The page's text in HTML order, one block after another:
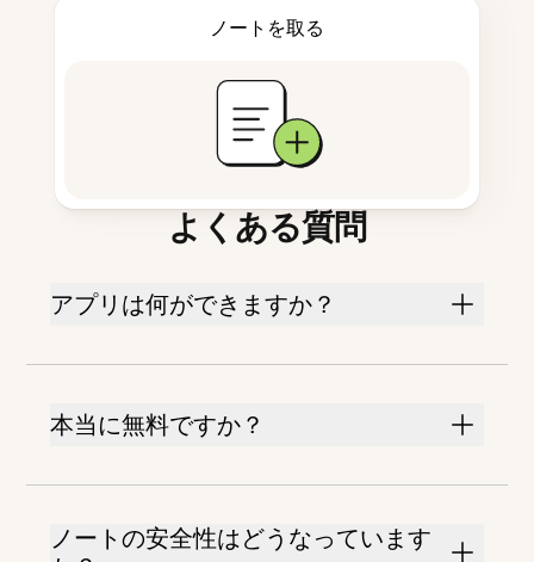
ノートを取る
よくある質問
アプリは何ができますか？
本当に無料ですか？
ノートの安全性はどうなっています